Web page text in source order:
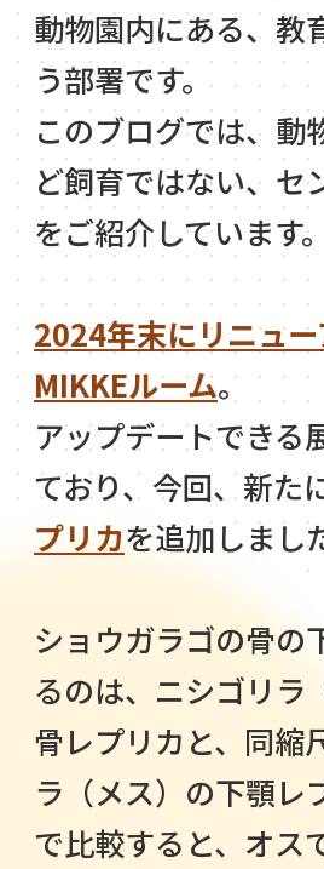
動物園内にある、教
う部署です。
このブログでは、動
ど飼育ではない、セ
をご紹介しています。
2024年末にリニュ
MIKKEルーム。
アップデートできる
ており、今回、新た
プリカを追加しまし
ショウガラゴの骨の
るのは、ニシゴリラ
骨レプリカと、同縮
ラ（メス）の下顎レ
で比較すると、オス